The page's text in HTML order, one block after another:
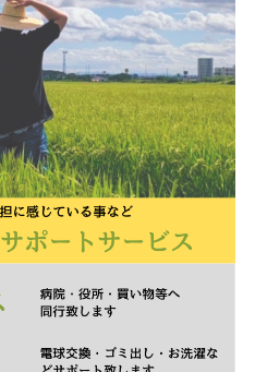
＞
アマネ専用）
＞
会社情報